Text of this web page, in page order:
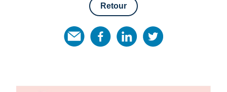
Retour